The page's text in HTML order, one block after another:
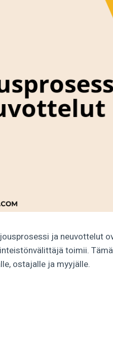
ja neuvottelut
toimii.
ostajalle ja myyjälle.